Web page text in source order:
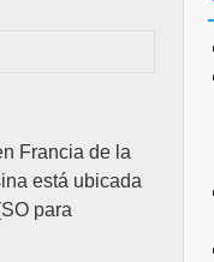
Francia de la
está ubicada
para